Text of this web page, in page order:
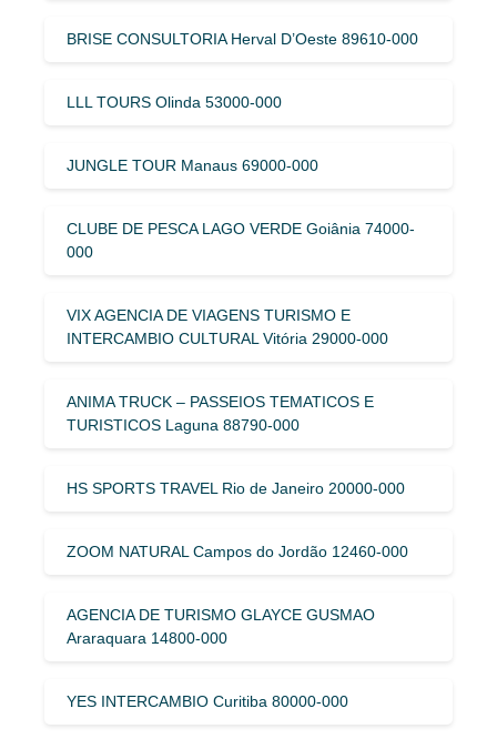
BRISE CONSULTORIA Herval D’Oeste 89610-000
LLL TOURS Olinda 53000-000
JUNGLE TOUR Manaus 69000-000
CLUBE DE PESCA LAGO VERDE Goiânia 74000-
000
VIX AGENCIA DE VIAGENS TURISMO E
INTERCAMBIO CULTURAL Vitória 29000-000
ANIMA TRUCK – PASSEIOS TEMATICOS E
TURISTICOS Laguna 88790-000
HS SPORTS TRAVEL Rio de Janeiro 20000-000
ZOOM NATURAL Campos do Jordão 12460-000
AGENCIA DE TURISMO GLAYCE GUSMAO
Araraquara 14800-000
YES INTERCAMBIO Curitiba 80000-000